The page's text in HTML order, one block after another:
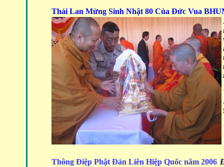
Thái Lan Mừng Sinh Nhật 80 Của Đức Vua
Thông Điệp Phật Đản Liên Hiệp Quốc năm 2006